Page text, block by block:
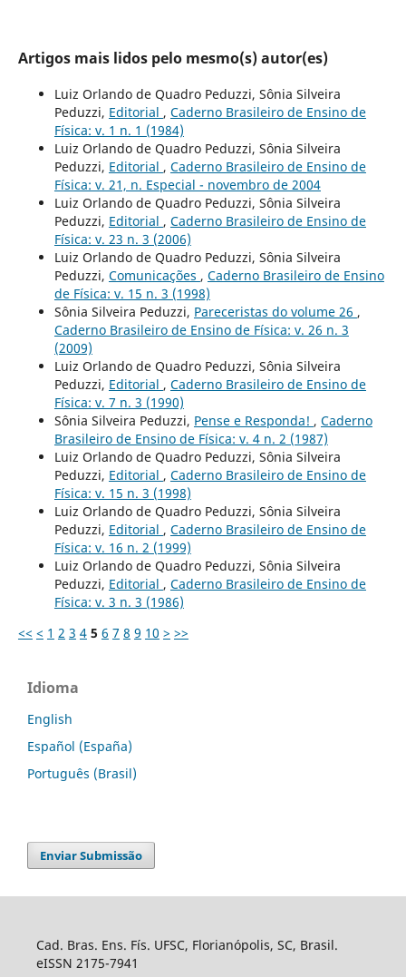
Artigos mais lidos pelo mesmo(s) autor(es)
Luiz Orlando de Quadro Peduzzi, Sônia Silveira
Peduzzi, Editorial , Caderno Brasileiro de Ensino de
Física: v. 1 n. 1 (1984)
Luiz Orlando de Quadro Peduzzi, Sônia Silveira
Peduzzi, Editorial , Caderno Brasileiro de Ensino de
Física: v. 21, n. Especial - novembro de 2004
Luiz Orlando de Quadro Peduzzi, Sônia Silveira
Peduzzi, Editorial , Caderno Brasileiro de Ensino de
Física: v. 23 n. 3 (2006)
Luiz Orlando de Quadro Peduzzi, Sônia Silveira
Peduzzi, Comunicações , Caderno Brasileiro de Ensino
de Física: v. 15 n. 3 (1998)
Sônia Silveira Peduzzi, Pareceristas do volume 26 ,
Caderno Brasileiro de Ensino de Física: v. 26 n. 3
(2009)
Luiz Orlando de Quadro Peduzzi, Sônia Silveira
Peduzzi, Editorial , Caderno Brasileiro de Ensino de
Física: v. 7 n. 3 (1990)
Sônia Silveira Peduzzi, Pense e Responda! , Caderno
Brasileiro de Ensino de Física: v. 4 n. 2 (1987)
Luiz Orlando de Quadro Peduzzi, Sônia Silveira
Peduzzi, Editorial , Caderno Brasileiro de Ensino de
Física: v. 15 n. 3 (1998)
Luiz Orlando de Quadro Peduzzi, Sônia Silveira
Peduzzi, Editorial , Caderno Brasileiro de Ensino de
Física: v. 16 n. 2 (1999)
Luiz Orlando de Quadro Peduzzi, Sônia Silveira
Peduzzi, Editorial , Caderno Brasileiro de Ensino de
Física: v. 3 n. 3 (1986)
<< < 1 2 3 4 5 6 7 8 9 10 > >>
Idioma
English
Español (España)
Português (Brasil)
Enviar Submissão
Cad. Bras. Ens. Fís. UFSC, Florianópolis, SC, Brasil.
eISSN 2175-7941